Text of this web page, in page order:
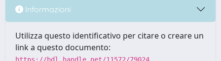
Informazioni
Utilizza questo identificativo per citare o creare un
link a questo documento: